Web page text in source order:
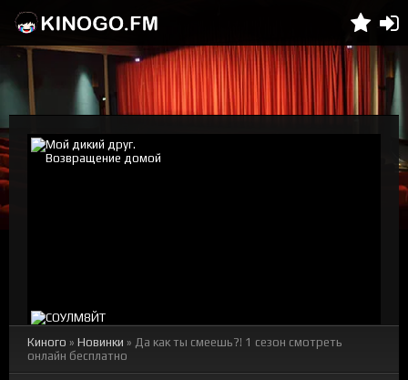
Киного » Новинки » Да как ты смеешь?! 1 сезон смотреть
онлайн бесплатно